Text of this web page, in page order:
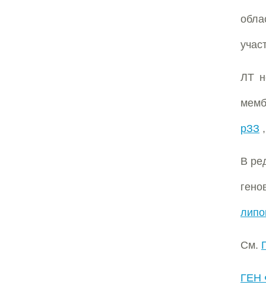
ЛТ
рЗЗ
В
См.
ГЕН